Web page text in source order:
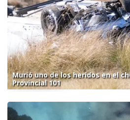
Murió uno de los heridos en el
Provincial 101